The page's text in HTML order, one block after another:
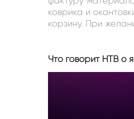
коврика и
корзину. При
Что говорит НТВ о